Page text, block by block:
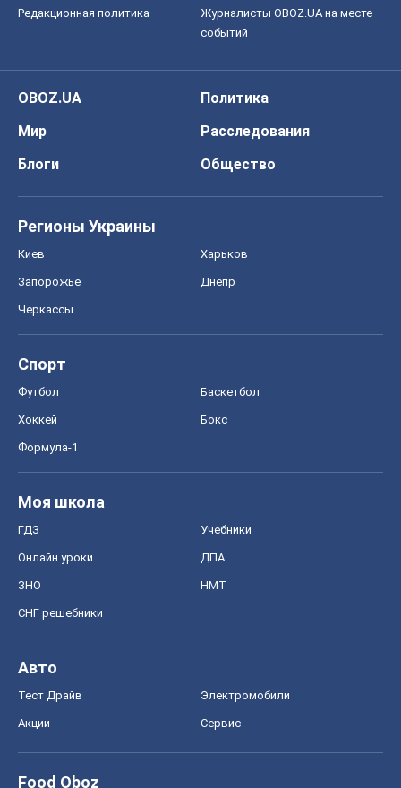
Редакционная политика
Журналисты OBOZ.UA на месте
событий
OBOZ.UA
Политика
Мир
Расследования
Блоги
Общество
Регионы Украины
Киев Харьков
Запорожье Днепр
Черкассы
Спорт
Футбол Баскетбол
Хоккей Бокс
Формула-1
Моя школа
ГДЗ Учебники
Онлайн уроки ДПА
ЗНО НМТ
СНГ решебники
Авто
Тест Драйв Электромобили
Акции Сервис
Food Oboz